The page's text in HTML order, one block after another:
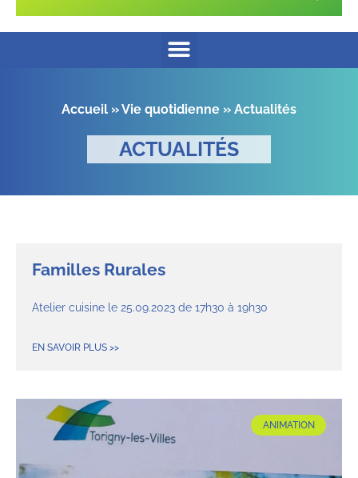
Accueil »Vie quotidienne » Actualités
ACTUALITÉS
Familles Rurales
Atelier cuisine le 25.09.2023 de 17h30 à 19h30
EN SAVOIR PLUS >>
ANIMATION